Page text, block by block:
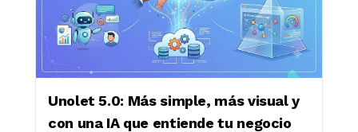
Unolet 5.0: Más simple, más visual y
con una IA que entiende tu negocio